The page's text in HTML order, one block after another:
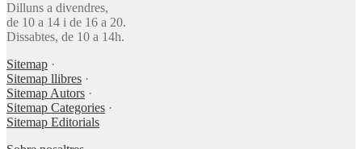
Dilluns a divendres,
de 10 a 14 i de 16 a 20.
Dissabtes, de 10 a 14h.
Sitemap ·
Sitemap llibres ·
Sitemap Autors ·
Sitemap Categories ·
Sitemap Editorials